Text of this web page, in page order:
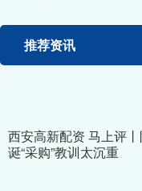
推荐资讯
西安高新配资 马上评
诞“采购”教训太沉重